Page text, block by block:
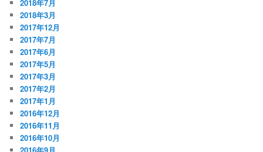
2018年7月
2018年3月
2017年12月
2017年7月
2017年6月
2017年5月
2017年3月
2017年2月
2017年1月
2016年12月
2016年11月
2016年10月